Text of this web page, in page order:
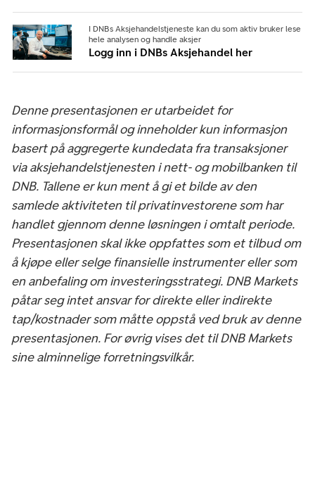
I DNBs Aksjehandelstjeneste kan du som aktiv bruker lese
hele analysen og handle aksjer
Logg inn i DNBs Aksjehandel her
Denne presentasjonen er utarbeidet for
informasjonsformål og inneholder kun informasjon
basert på aggregerte kundedata fra transaksjoner
via aksjehandelstjenesten i nett- og mobilbanken til
DNB. Tallene er kun ment å gi et bilde av den
samlede aktiviteten til privatinvestorene som har
handlet gjennom denne løsningen i omtalt periode.
Presentasjonen skal ikke oppfattes som et tilbud om
å kjøpe eller selge finansielle instrumenter eller som
en anbefaling om investeringsstrategi. DNB Markets
påtar seg intet ansvar for direkte eller indirekte
tap/kostnader som måtte oppstå ved bruk av denne
presentasjonen. For øvrig vises det til DNB Markets
sine alminnelige forretningsvilkår.